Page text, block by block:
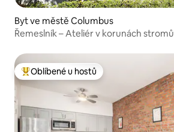
Byt ve městě Columbus
Řemeslník – Ateliér v korunách stromů
Nejlepší v kategorii Oblíbené u hostů
Oblíbené u hostů